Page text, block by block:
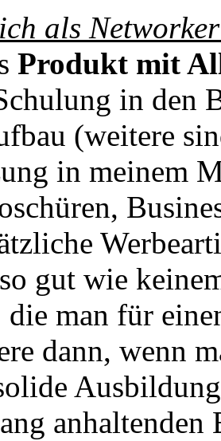
als
Produkt mit
in den
(weitere
in meinem
gut wie
man für
dann, wenn